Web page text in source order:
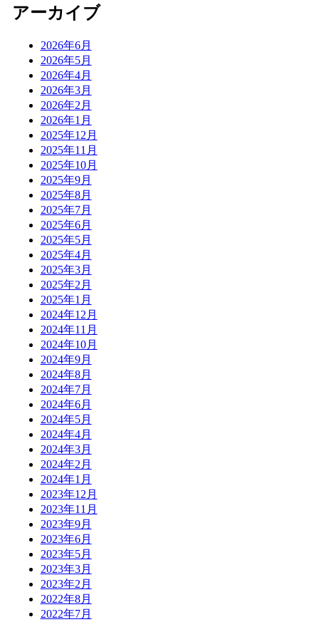
アーカイブ
2026年6月
2026年5月
2026年4月
2026年3月
2026年2月
2026年1月
2025年12月
2025年11月
2025年10月
2025年9月
2025年8月
2025年7月
2025年6月
2025年5月
2025年4月
2025年3月
2025年2月
2025年1月
2024年12月
2024年11月
2024年10月
2024年9月
2024年8月
2024年7月
2024年6月
2024年5月
2024年4月
2024年3月
2024年2月
2024年1月
2023年12月
2023年11月
2023年9月
2023年6月
2023年5月
2023年3月
2023年2月
2022年8月
2022年7月